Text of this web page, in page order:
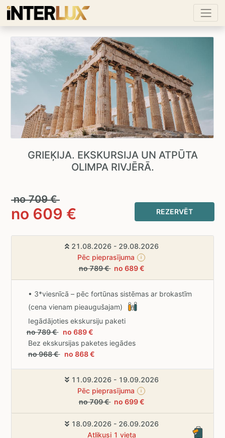
GRIEĶIJA. EKSKURSIJA UN ATPŪTA
OLIMPA RIVJĒRĀ.
no709€
no 609 € REZERVĒT
21.08.2026 - 29.08.2026
Pēc pieprasījuma
i
no 789 €no 689 €
• 3*viesnīcā – pēc fortūnas sistēmas ar brokastīm
(cena vienam pieaugušajam)
Iegādājoties ekskursiju paketi
no 789 € no 689 €
Bez ekskursijas paketes iegādes
no 968 € no 868 €
11.09.2026 - 19.09.2026
Pēc pieprasījuma
i
no 709 €no 699 €
18.09.2026 - 26.09.2026
Atlikusi 1 vieta